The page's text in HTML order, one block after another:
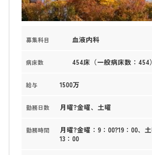
募集科目 血液内科
病床数 454床（一般病床数：454）
給与 1500万
勤務日数 月曜?金曜、土曜
勤務時間
月曜?金曜：9：00?19：00、
13：00